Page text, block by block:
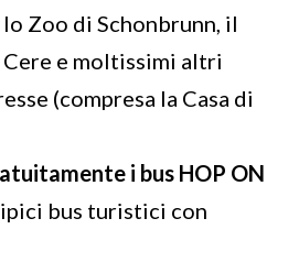
Zoo di Schonbrunn, il
e moltissimi altri
(compresa la Casa di
i bus HOP ON
bus turistici con